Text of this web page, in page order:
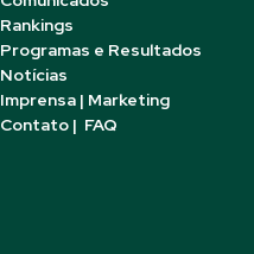
Rankings
Programas e Resultados
Notícias
Imprensa | Marketing
Contato | FAQ